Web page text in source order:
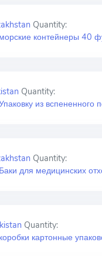
Quantity:
контейнеры 40
Quantity:
из
Quantity:
для медицинских
Quantity:
картонные